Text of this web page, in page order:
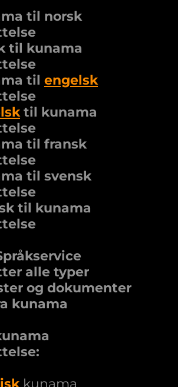
til norsk
til kunama
til engelsk
til kunama
til fransk
til svensk
til kunama
alle typer
og dokumenter
kunama
kunama